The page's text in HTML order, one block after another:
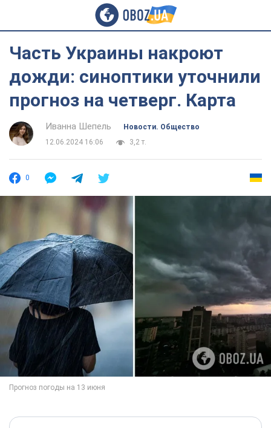
Часть Украины накроют
дожди: синоптики уточнили
прогноз на четверг. Карта
Иванна Шепель
Новости. Общество
12.06.2024 16:06
3,2 т.
0